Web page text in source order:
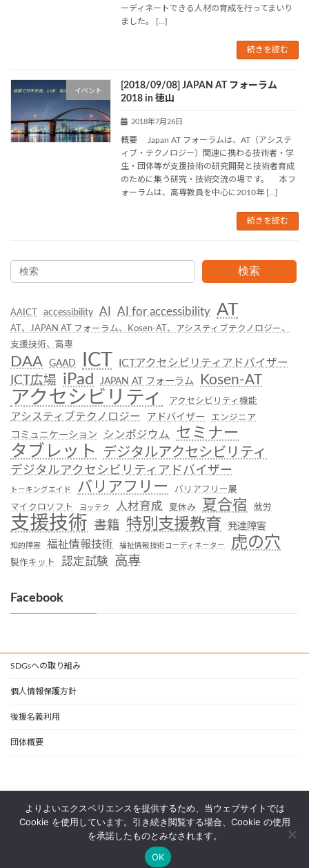
ーディネートできる人材の育成を行ってまいり
ました。 […]
続きを読む
イベント
[2018/09/08] JAPAN AT フォーラム
2018 in 徳山
2018年7月26日
概要 Japan AT フォーラムは、AT（アシステ
ィブ・テクノロジー）関連に携わる技術者・学
生・団体等が支援技術の研究開発と技術者育成
のために集う研究・技術交流の場です。 本フ
ォーラムは、高専教員を中心に2010年 […]
続きを読む
検索
AAICT accessibility AI AI for accessibility AT
AT、JAPAN AT フォーラム、Kosen-AT、アシスティブテクノロジー、
支援技術、高専
DAA GAAD ICT ICTアクセシビリティアドバイザー
ICT広場 iPad JAPAN AT フォーラム Kosen-AT
アクセシビリティ アクセシビリティ機能
アシスティブテクノロジー アドバイザー エンジニア
コミュニケーション シンポジウム セミナー
タブレット デジタルアクセシビリティ
デジタルアクセシビリティアドバイザー
トーキングエイド バリアフリー バリアフリー展
マイクロソフト ヨッテク 人材育成 夏休み 夏合宿 就労
支援技術 書籍 特別支援教育 発達障害
知的障害 福祉情報技術 福祉情報技術コーディネーター 虎の穴
製作キット 認定試験 高専
Facebook
SDGsへの取り組み
個人情報保護方針
後援名義利用
団体概要
Copyright © 一般社団法人 日本支援技術協会 All Rights Reserved.
Lightning Theme
よりよいエクスペリエンスを提供するため、当ウェブサイトでは
Cookie を使用しています。引き続き閲覧する場合、Cookie の使用
を承諾したものとみなされます。
OK